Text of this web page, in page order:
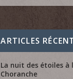
ARTICLES
La nuit des étoiles
Choranche